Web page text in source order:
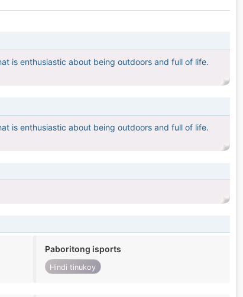
is enthusiastic about being outdoors and full of life.
is enthusiastic about being outdoors and full of life.
Paboritong isports
Hindi tinukoy